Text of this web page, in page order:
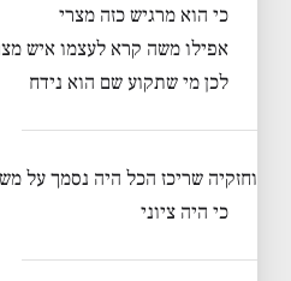
כי הוא מרגיש כזה מצרי
אפילו משה קרא לעצמו איש
לכן מי שתקוע שם הוא נידח
וחזקיה שריכז הכל היה נסמך על
כי היה ציוני